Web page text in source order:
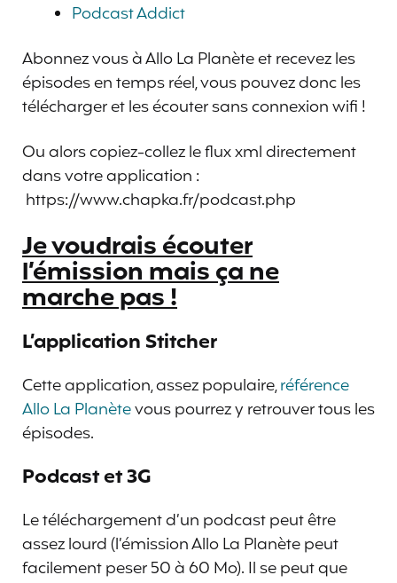
Podcast Addict
Abonnez vous à Allo La Planète et recevez les
épisodes en temps réel, vous pouvez donc les
télécharger et les écouter sans connexion wifi !
Ou alors copiez-collez le flux xml directement
dans votre application :
https://www.chapka.fr/podcast.php
Je voudrais écouter
l’émission mais ça ne
marche pas !
L’application Stitcher
Cette application, assez populaire,référence
Allo La Planètevous pourrez y retrouver tous les
épisodes.
Podcast et 3G
Le téléchargement d’un podcast peut être
assez lourd (l’émission Allo La Planète peut
facilement peser 50 à 60 Mo). Il se peut que